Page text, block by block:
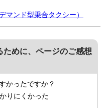
マンド型乗合タクシー）
ために、ページのご感想
かったですか？
りにくかった